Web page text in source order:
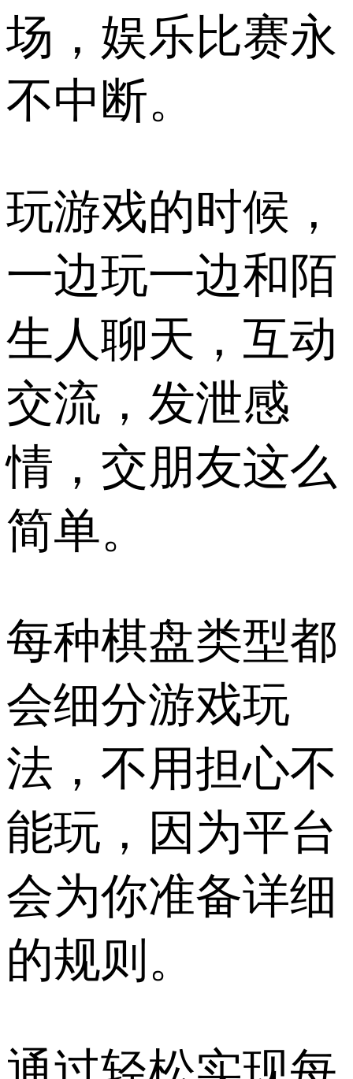
场，娱乐比赛永
不中断。
玩游戏的时候，
一边玩一边和陌
生人聊天，互动
交流，发泄感
情，交朋友这么
简单。
每种棋盘类型都
会细分游戏玩
法，不用担心不
能玩，因为平台
会为你准备详细
的规则。